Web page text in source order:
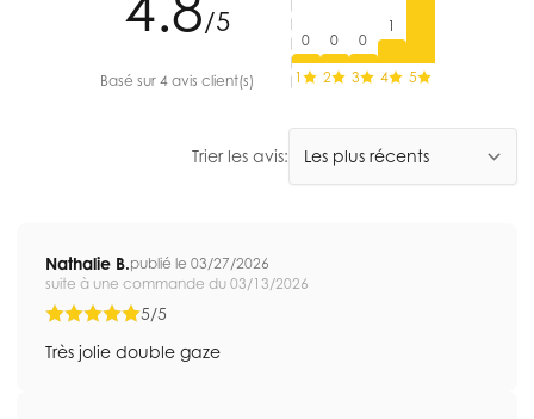
/5
Basé sur 4 avis client(s)
0
1
0
2
0
3
1
4 5
Trier les avis:
Nathalie B.publié le 03/27/2026
suite à une commande du 03/13/2026
5/5
Très jolie double gaze